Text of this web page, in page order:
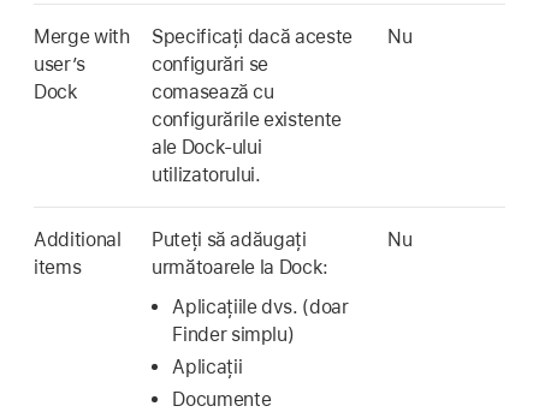
Merge with
user’s
Dock
Specificați dacă aceste
configurări se
comasează cu
configurările existente
ale Dock-ului
utilizatorului.
Nu
Additional
items
Puteți să adăugați
următoarele la Dock:
Aplicațiile dvs. (doar
Finder simplu)
Aplicații
Documente
Nu